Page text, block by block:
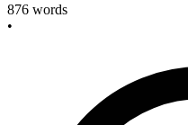
876 words
•